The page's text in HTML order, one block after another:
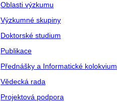
Oblasti výzkumu
Výzkumné skupiny
Doktorské studium
Publikace
Přednášky a Informatické kolokvium
Vědecká rada
Projektová podpora